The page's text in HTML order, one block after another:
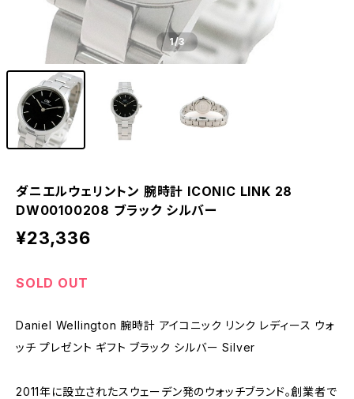
1/3
ダニエルウェリントン 腕時計 ICONIC LINK 28
DW00100208 ブラック シルバー
¥23,336
SOLD OUT
Daniel Wellington 腕時計 アイコニック リンク レディース ウォ
ッチ プレゼント ギフト ブラック シルバー Silver
2011年に設立されたスウェーデン発のウォッチブランド。創業者で